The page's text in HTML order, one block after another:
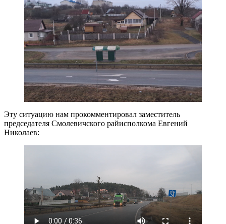
Эту ситуацию нам прокомментировал заместитель
председателя Смолевичского райисполкома Евгений
Николаев: